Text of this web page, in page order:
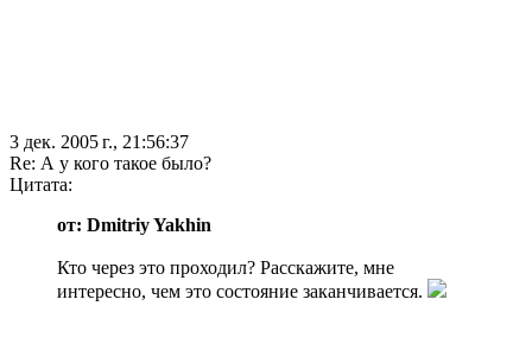
3 дек. 2005 г., 21:56:37
Re: А у кого такое было?
Цитата:
от: Dmitriy Yakhin
Кто через это проходил? Расскажите, мне
интересно, чем это состояние заканчивается.